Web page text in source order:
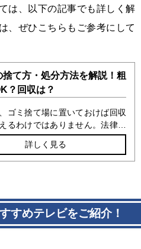
は、以下の記事でも詳しく解
、ぜひこちらもご参考にして
捨て方・処分方法を解説！粗
？回収は？
ゴミ捨て場に置いておけば回収
るわけではありません。法律に
する必要があるため、正しい方
えておきましょう。この記事で
を処分するために必要なリサイ
詳しく見る
すめテレビをご紹介！